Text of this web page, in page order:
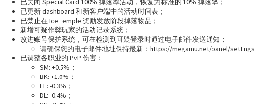
已关闭 Special Card 100% 掉落率活动，恢复为标准的 10% 掉落率；
已更新 dashboard 和新客户端中的活动时间表；
已禁止在 Ice Temple 奖励发放阶段掉落物品；
新增可疑作弊玩家的活动记录系统；
改进账号保护系统，可在检测到可疑登录时通过电子邮件发送通知；
请确保您的电子邮件地址保持最新：https://megamu.net/panel/settings
已调整各职业的 PvP 伤害：
SM: +0.5%；
BK: +1.0%；
FE: -0.3%；
DL: -0.4%；